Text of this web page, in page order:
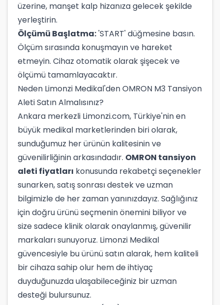
üzerine, manşet kalp hizanıza gelecek şekilde
yerleştirin.
Ölçümü Başlatma:'START' düğmesine basın.
Ölçüm sırasında konuşmayın ve hareket
etmeyin. Cihaz otomatik olarak şişecek ve
ölçümü tamamlayacaktır.
Neden Limonzi Medikal'den OMRON M3 Tansiyon
Aleti Satın Almalısınız?
Ankara merkezli Limonzi.com, Türkiye'nin en
büyük medikal marketlerinden biri olarak,
sunduğumuz her ürünün kalitesinin ve
güvenilirliğinin arkasındadır. OMRON tansiyon
aleti fiyatları konusunda rekabetçi seçenekler
sunarken, satış sonrası destek ve uzman
bilgimizle de her zaman yanınızdayız. Sağlığınız
için doğru ürünü seçmenin önemini biliyor ve
size sadece klinik olarak onaylanmış, güvenilir
markaları sunuyoruz. Limonzi Medikal
güvencesiyle bu ürünü satın alarak, hem kaliteli
bir cihaza sahip olur hem de ihtiyaç
duyduğunuzda ulaşabileceğiniz bir uzman
desteği bulursunuz.